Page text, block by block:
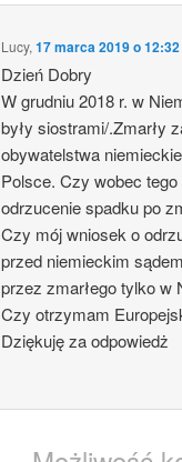
Lucy,17 marca 2019 o 12:32
Dzień Dobry
W grudniu 2018 r. w
były siostrami/.Zmarły
obywatelstwa
Polsce. Czy wobec
odrzucenie spadku po
Czy mój wniosek o
przed niemieckim
przez zmarłego tylko
Czy otrzymam
Dziękuję za odpowiedż